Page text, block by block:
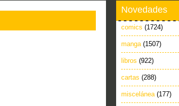
Novedades
comics (1724)
manga (1507)
libros (922)
cartas (288)
miscelánea (177)